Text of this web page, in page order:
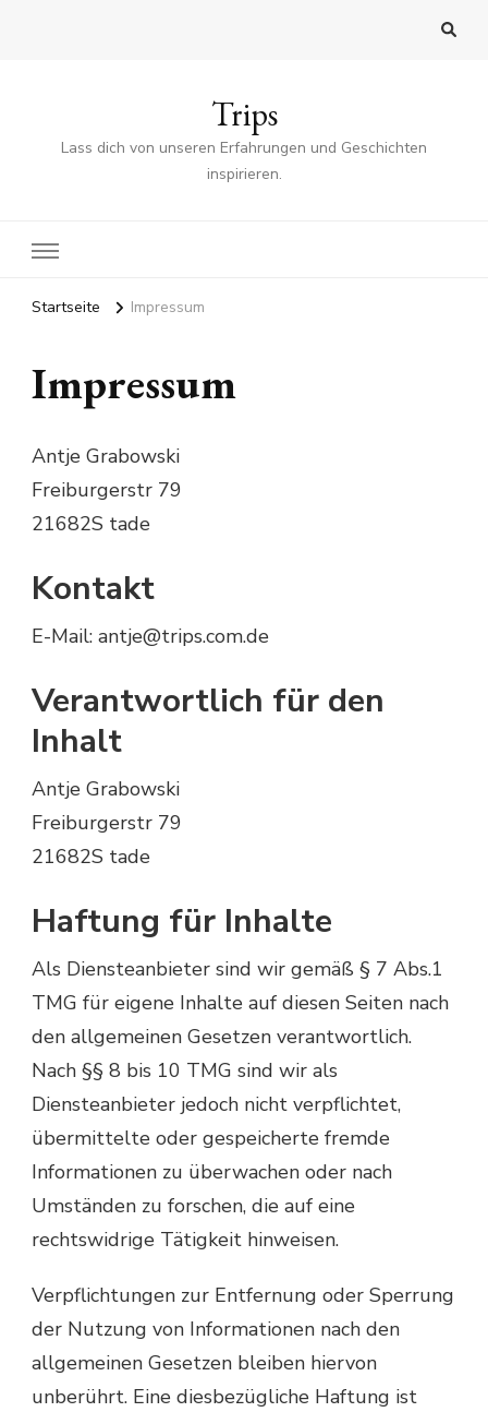
Trips
Lass dich von unseren Erfahrungen und Geschichten
inspirieren.
Startseite Impressum
Impressum
Antje Grabowski
Freiburgerstr 79
21682S tade
Kontakt
E-Mail: antje@trips.com.de
Verantwortlich für den
Inhalt
Antje Grabowski
Freiburgerstr 79
21682S tade
Haftung für Inhalte
Als Diensteanbieter sind wir gemäß § 7 Abs.1
TMG für eigene Inhalte auf diesen Seiten nach
den allgemeinen Gesetzen verantwortlich.
Nach §§ 8 bis 10 TMG sind wir als
Diensteanbieter jedoch nicht verpflichtet,
übermittelte oder gespeicherte fremde
Informationen zu überwachen oder nach
Umständen zu forschen, die auf eine
rechtswidrige Tätigkeit hinweisen.
Verpflichtungen zur Entfernung oder Sperrung
der Nutzung von Informationen nach den
allgemeinen Gesetzen bleiben hiervon
unberührt. Eine diesbezügliche Haftung ist